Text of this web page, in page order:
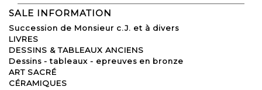
SALE INFORMATION
Succession de Monsieur c.J. et à divers
LIVRES
DESSINS & TABLEAUX ANCIENS
Dessins - tableaux - epreuves en bronze
ART SACRÉ
CÉRAMIQUES